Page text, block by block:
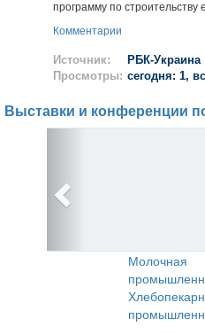
программу по
Комментарии
Источник:
РБК-Украина
Просмотры: сегодня: 1,
Выставки и конференции
Молочная